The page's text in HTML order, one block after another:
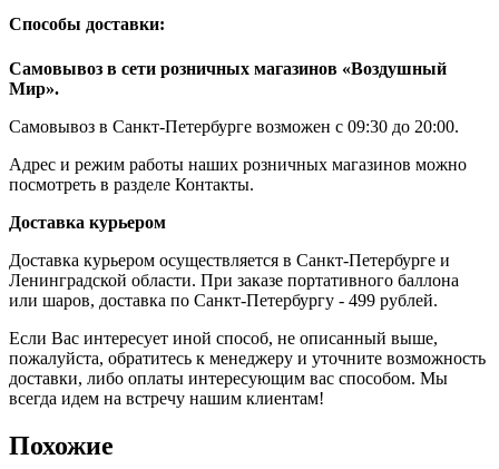
Способы доставки:
Самовывоз в сети розничных магазинов «Воздушный
Мир».
Самовывоз в Санкт-Петербурге возможен с 09:30 до 20:00.
Адрес и режим работы наших розничных магазинов можно
посмотреть в разделе Контакты.
Доставка курьером
Доставка курьером осуществляется в Санкт-Петербурге и
Ленинградской области. При заказе портативного баллона
или шаров, доставка по Санкт-Петербургу - 499 рублей.
Если Вас интересует иной способ, не описанный выше,
пожалуйста, обратитесь к менеджеру и уточните возможность
доставки, либо оплаты интересующим вас способом. Мы
всегда идем на встречу нашим клиентам!
Похожие